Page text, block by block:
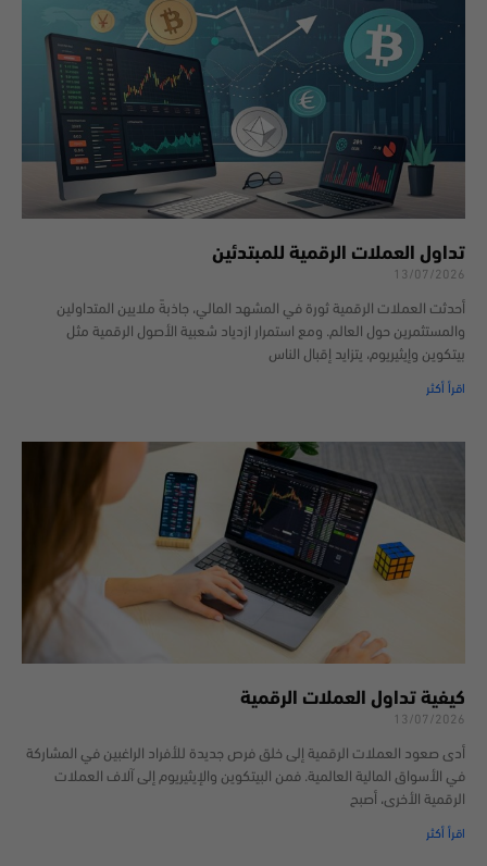
تداول العملات الرقمية للمبتدئين
13/07/2026
أحدثت العملات الرقمية ثورة في المشهد المالي، جاذبةً ملايين المتداولين
والمستثمرين حول العالم. ومع استمرار ازدياد شعبية الأصول الرقمية مثل
بيتكوين وإيثيريوم، يتزايد إقبال الناس
اقرأ أكثر
كيفية تداول العملات الرقمية
13/07/2026
أدى صعود العملات الرقمية إلى خلق فرص جديدة للأفراد الراغبين في المشاركة
في الأسواق المالية العالمية. فمن البيتكوين والإيثيريوم إلى آلاف العملات
الرقمية الأخرى، أصبح
اقرأ أكثر